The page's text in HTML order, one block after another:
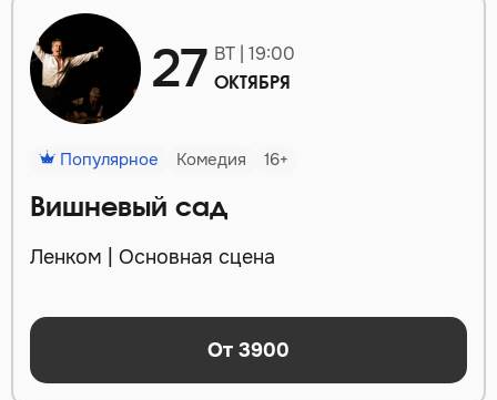
27 ВТ | 19:00
ОКТЯБРЯ
Популярное Комедия 16+
Вишневый сад
Ленком | Основная сцена
От 3900